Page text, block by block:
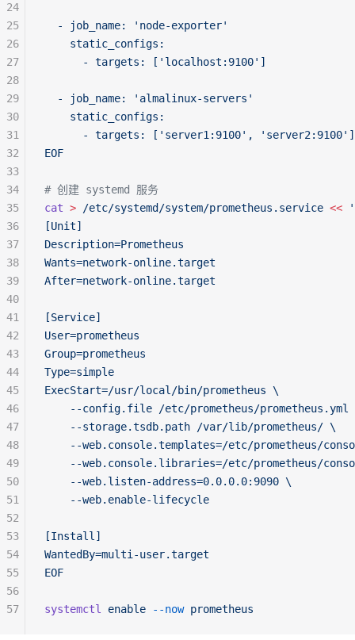
  - job_name: 'node-exporter'
    static_configs:
      - targets: ['localhost:9100']
  - job_name: 'almalinux-servers'
    static_configs:
      - targets: ['server1:9100', 'server2:9100']
EOF
# 创建 systemd 服务
cat > /etc/systemd/system/prometheus.service <<
[Unit]
Description=Prometheus
Wants=network-online.target
After=network-online.target
[Service]
User=prometheus
Group=prometheus
Type=simple
ExecStart=/usr/local/bin/prometheus \
--config.file /etc/prometheus/prometheus.yml
    --storage.tsdb.path /var/lib/prometheus/ \
--web.console.templates=/etc/prometheus/
--web.console.libraries=/etc/prometheus/
    --web.listen-address=0.0.0.0:9090 \
    --web.enable-lifecycle
[Install]
WantedBy=multi-user.target
EOF
systemctl enable --now prometheus
24
25
26
27
28
29
30
31
32
33
34
35
36
37
38
39
40
41
42
43
44
45
46
47
48
49
50
51
52
53
54
55
56
57